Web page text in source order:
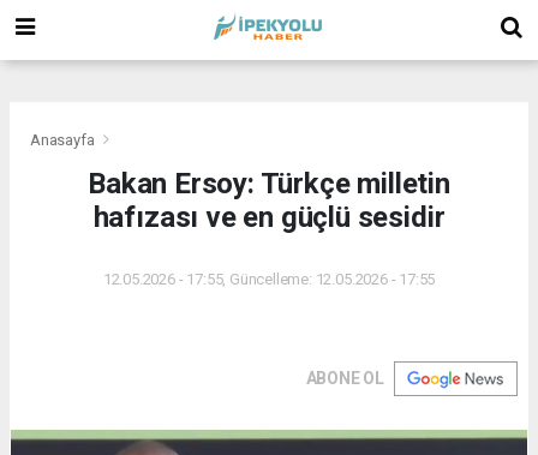
Anasayfa
Bakan Ersoy: Türkçe milletin
hafızası ve en güçlü sesidir
12.05.2026 - 17:55, Güncelleme: 12.05.2026 - 17:55
ABONE OL